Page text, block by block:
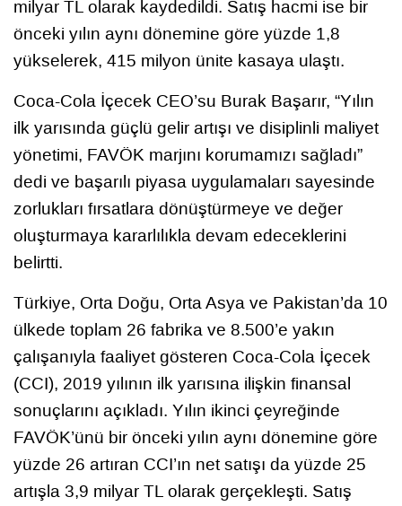
milyar TL olarak kaydedildi. Satış hacmi ise bir
önceki yılın aynı dönemine göre yüzde 1,8
yükselerek, 415 milyon ünite kasaya ulaştı.
Coca-Cola İçecek CEO’su Burak Başarır, “Yılın
ilk yarısında güçlü gelir artışı ve disiplinli maliyet
yönetimi, FAVÖK marjını korumamızı sağladı”
dedi ve başarılı piyasa uygulamaları sayesinde
zorlukları fırsatlara dönüştürmeye ve değer
oluşturmaya kararlılıkla devam edeceklerini
belirtti.
Türkiye, Orta Doğu, Orta Asya ve Pakistan’da 10
ülkede toplam 26 fabrika ve 8.500’e yakın
çalışanıyla faaliyet gösteren Coca-Cola İçecek
(CCI), 2019 yılının ilk yarısına ilişkin finansal
sonuçlarını açıkladı. Yılın ikinci çeyreğinde
FAVÖK’ünü bir önceki yılın aynı dönemine göre
yüzde 26 artıran CCI’ın net satışı da yüzde 25
artışla 3,9 milyar TL olarak gerçekleşti. Satış